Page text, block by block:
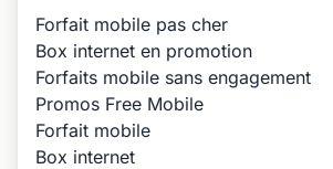
Forfait mobile pas cher
Box internet en promotion
Forfaits mobile sans engagement
Promos Free Mobile
Forfait mobile
Box internet